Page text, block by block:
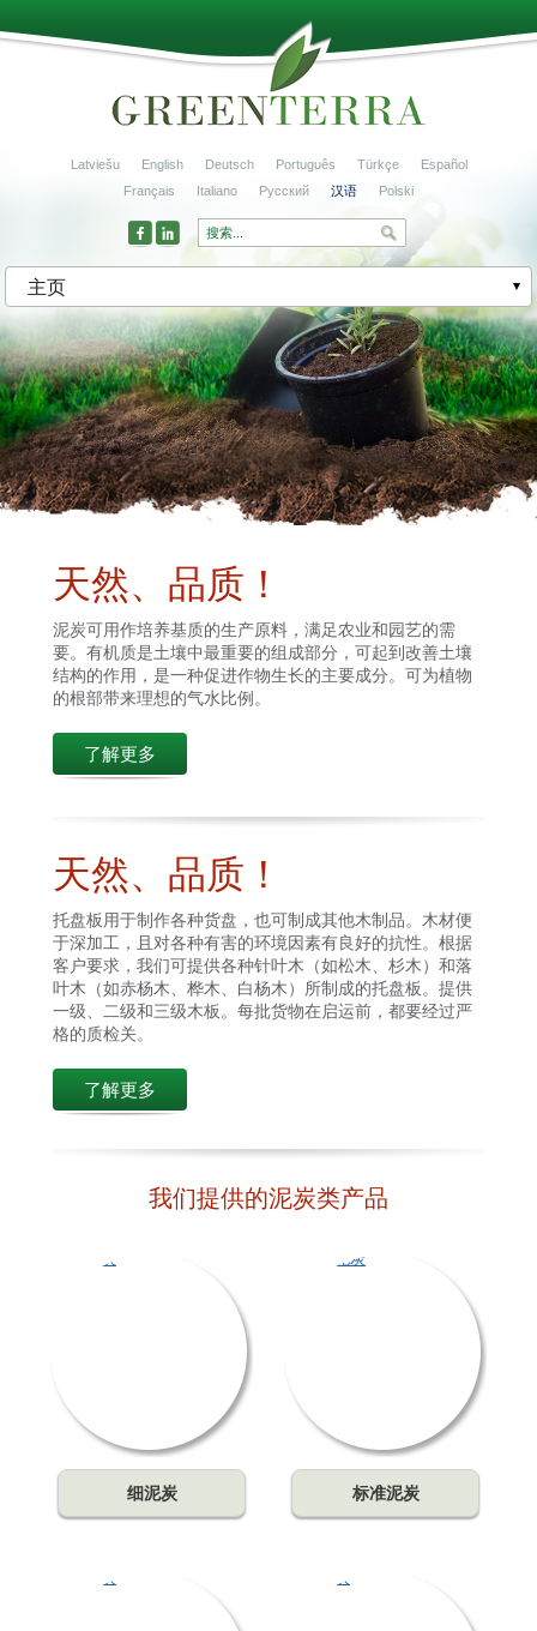
Latviešu English Deutsch Português Türkçe
Español
Français
Italiano Русский 汉语 Polski
主页
天然、品质！
泥炭可用作培养基质的生产原料，满足农业和园艺的需
要。有机质是土壤中最重要的组成部分，可起到改善土壤
结构的作用，是一种促进作物生长的主要成分。可为植物
的根部带来理想的气水比例。
了解更多
天然、品质！
托盘板用于制作各种货盘，也可制成其他木制品。木材便
于深加工，且对各种有害的环境因素有良好的抗性。根据
客户要求，我们可提供各种针叶木（如松木、杉木）和落
叶木（如赤杨木、桦木、白杨木）所制成的托盘板。提供
一级、二级和三级木板。每批货物在启运前，都要经过严
格的质检关。
了解更多
我们提供的泥炭类产品
细泥炭 标准泥炭